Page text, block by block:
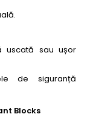
uscată sau ușor
de siguranță
Blocks